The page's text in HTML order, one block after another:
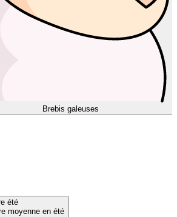
Brebis galeuses
été
moyenne en été